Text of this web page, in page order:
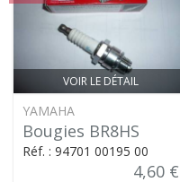
VOIR LE DÉTAIL
YAMAHA
Bougies BR8HS
Réf. : 94701 00195 00
4,60 €